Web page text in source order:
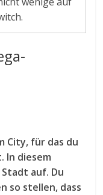
City, für das du
In diesem
auf. Du
so stellen, dass